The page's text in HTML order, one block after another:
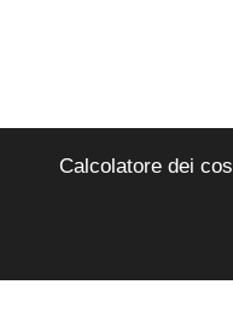
Calcolatore dei